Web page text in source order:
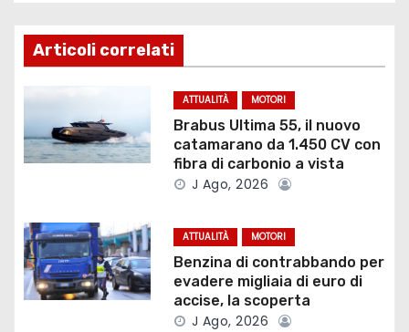
g
a
z
i
n
e
Articoli correlati
ATTUALITÀ MOTORI
Brabus Ultima 55, il nuovo
catamarano da 1.450 CV con
fibra di carbonio a vista
J Ago, 2026
ATTUALITÀ MOTORI
Benzina di contrabbando per
evadere migliaia di euro di
accise, la scoperta
J Ago, 2026